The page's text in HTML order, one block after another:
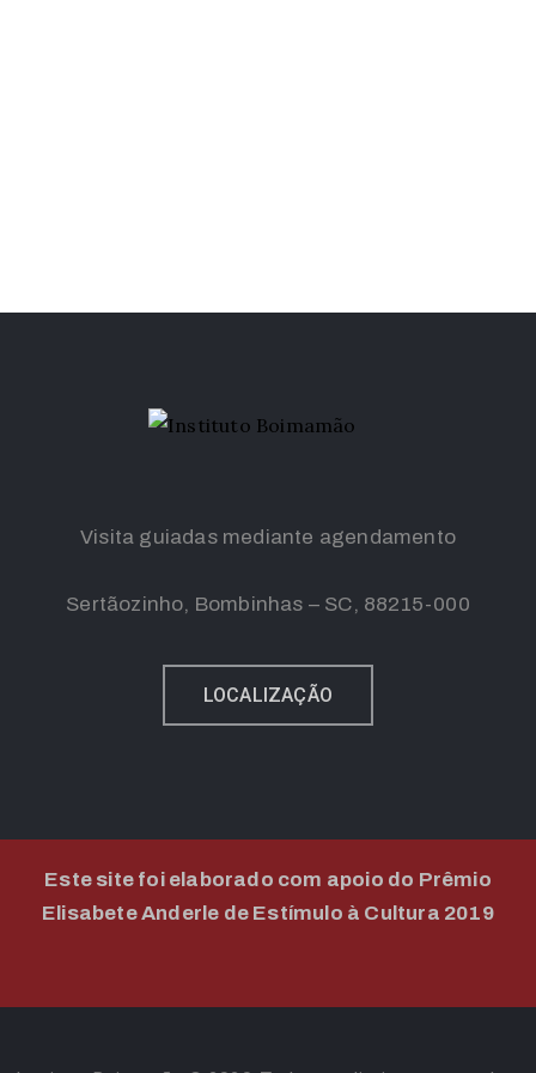
Visita guiadas mediante agendamento
Sertãozinho, Bombinhas – SC, 88215-000
LOCALIZAÇÃO
Este site foi elaborado com apoio do Prêmio
Elisabete Anderle de Estímulo à Cultura 2019